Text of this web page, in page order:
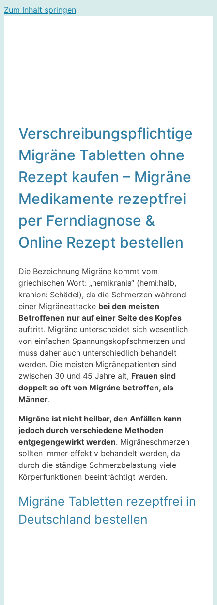
Zum Inhalt springen
Verschreibungspflichtige
Migräne Tabletten ohne
Rezept kaufen – Migräne
Medikamente rezeptfrei
per Ferndiagnose &
Online Rezept bestellen
Die Bezeichnung Migräne kommt vom
griechischen Wort: „hemikrania“ (hemi:halb,
kranion: Schädel), da die Schmerzen während
einer Migräneattacke bei den meisten
Betroffenen nur auf einer Seite des Kopfes
auftritt. Migräne unterscheidet sich wesentlich
von einfachen Spannungskopfschmerzen und
muss daher auch unterschiedlich behandelt
werden. Die meisten Migränepatienten sind
zwischen 30 und 45 Jahre alt, Frauen sind
doppelt so oft von Migräne betroffen, als
Männer.
Migräne ist nicht heilbar, den Anfällen kann
jedoch durch verschiedene Methoden
entgegengewirkt werden. Migräneschmerzen
sollten immer effektiv behandelt werden, da
durch die ständige Schmerzbelastung viele
Körperfunktionen beeinträchtigt werden.
Migräne Tabletten rezeptfrei in
Deutschland bestellen